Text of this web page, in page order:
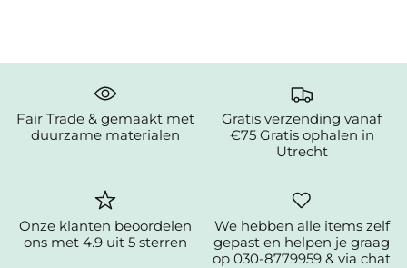
Fair Trade & gemaakt met
duurzame materialen
Gratis verzending vanaf
€75 Gratis ophalen in
Utrecht
Onze klanten beoordelen
ons met 4.9 uit 5 sterren
We hebben alle items zelf
gepast en helpen je graag
op 030-8779959 & via chat